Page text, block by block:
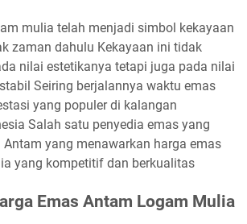
mulia telah menjadi simbol kekayaan
zaman dahulu Kekayaan ini tidak
nilai estetikanya tetapi juga pada nilai
Seiring berjalannya waktu emas
yang populer di kalangan
Salah satu penyedia emas yang
yang menawarkan harga emas
yang kompetitif dan berkualitas
Emas Antam Logam Mulia